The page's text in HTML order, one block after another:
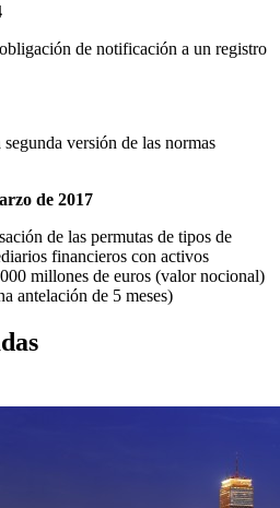
de notificación a un registro
versión de las normas
de 2017
de las permutas de tipos de
financieros con activos
millones de euros (valor nocional)
antelación de 5 meses)